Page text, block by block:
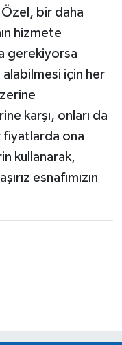
Özel, bir daha
hizmete
gerekiyorsa
için her
karşı, onları da
fiyatlarda ona
kullanarak,
esnafımızın